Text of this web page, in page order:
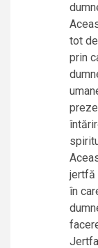
tot
prin
jertfă
în